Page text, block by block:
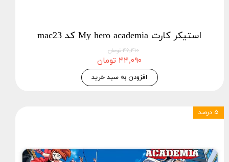
استیکر کارت My hero academia کد mac23
۴۶,۴۱۰ تومان
۴۴,۰۹۰ تومان
افزودن به سبد خرید
۵ درصد